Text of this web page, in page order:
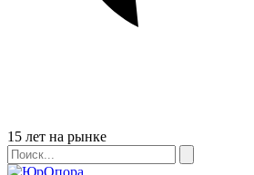
Бейдж
15 лет на рынке
Поиск
Поиск